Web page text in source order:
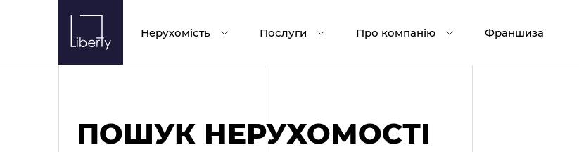
Нерухомість Послуги Про компанію Франшиза
ПОШУК НЕРУХОМОСТІ